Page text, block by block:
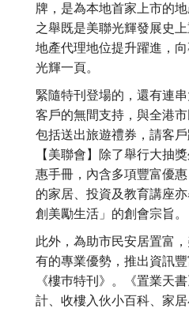
牌，是為本地首家上市的
之舉既是美聯光輝發展史
地產代理地位提升躍進，
光輝一頁。
緊隨特刊登場的，還有連
客戶的無間支持，與全港
包括送出旅遊禮券，請客戶
【美聯會】除了舉行大抽
惠手冊，內含多項豐富優
的家居、投資及教育講座
創美勵生活」的創會宗旨。
此外，為助市民安居置富
有的專業優勢，推出資訊
《樓巿特刊》。《置業天
計、收樓入伙小百科、家